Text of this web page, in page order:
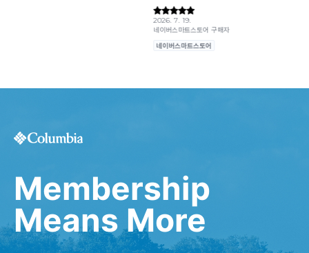
Membership
Means More